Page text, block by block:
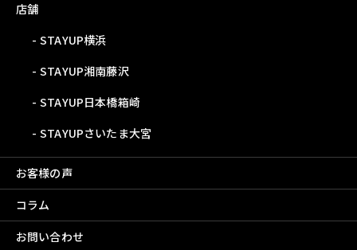
店舗
STAYUP横浜
STAYUP湘南藤沢
STAYUP日本橋箱崎
STAYUPさいたま大宮
お客様の声
コラム
お問い合わせ